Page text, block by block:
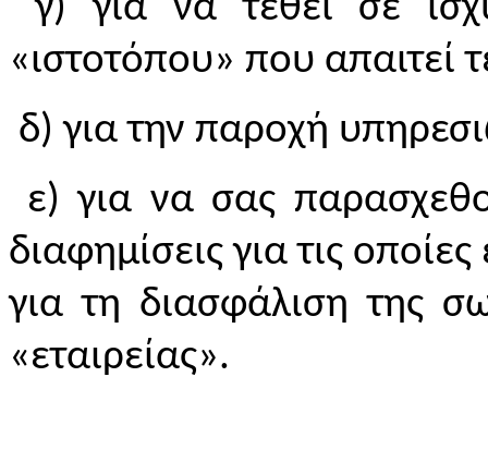
γ) για να τεθεί σε
«ιστοτόπου» που απαιτεί
δ) για την παροχή
ε) για να σας
διαφημίσεις για τις
για τη διασφάλιση της
«εταιρείας».